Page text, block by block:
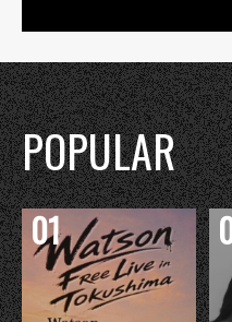
POPULAR